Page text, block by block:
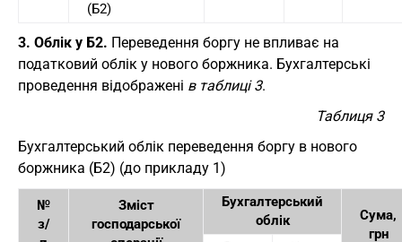
(Б2)
3. Облік у Б2. Переведення боргу не впливає на
податковий облік у нового боржника. Бухгалтерські
проведення відображені в таблиці 3.
Таблиця 3
Бухгалтерський облік переведення боргу в нового
боржника (Б2) (до прикладу 1)
№
з/
Зміст
господарської
Бухгалтерський
облік
Сума,
грн